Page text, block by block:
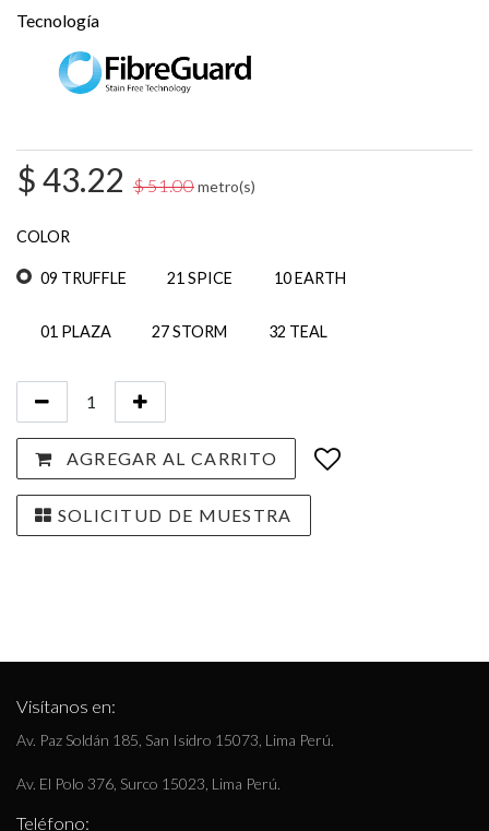
Tecnología
$43.22 $51.00metro(s)
COLOR
09 TRUFFLE 21 SPICE 10 EARTH
01 PLAZA 27 STORM 32 TEAL
AGREGAR AL CARRITO
SOLICITUD DE MUESTRA
Visítanos en:
Av. Paz Soldán 185, San Isidro 15073, Lima Perú.
Av. El Polo 376, Surco 15023, Lima Perú.
Teléfono: